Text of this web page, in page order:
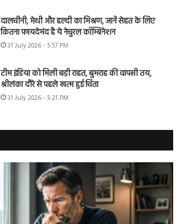
दालचीनी, मेथी और हल्दी का मिश्रण, जानें सेहत के लिए
कितना फायदेमंद है ये नेचुरल कॉम्बिनेशन
31 July 2026 - 5:57 PM
टीम इंडिया को मिली बड़ी राहत, बुमराह की वापसी तय,
श्रीलंका दौरे से पहले खत्म हुई चिंता
31 July 2026 - 5:21 PM